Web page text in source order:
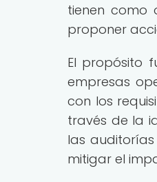
tienen como
proponer
El propósito
empresas
con los
través de la
las
mitigar el